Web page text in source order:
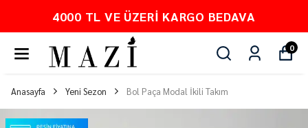
4000 TL VE ÜZERI KARGO BEDAVA
0
Anasayfa Yeni Sezon Bol Paça Modal İkili Takım